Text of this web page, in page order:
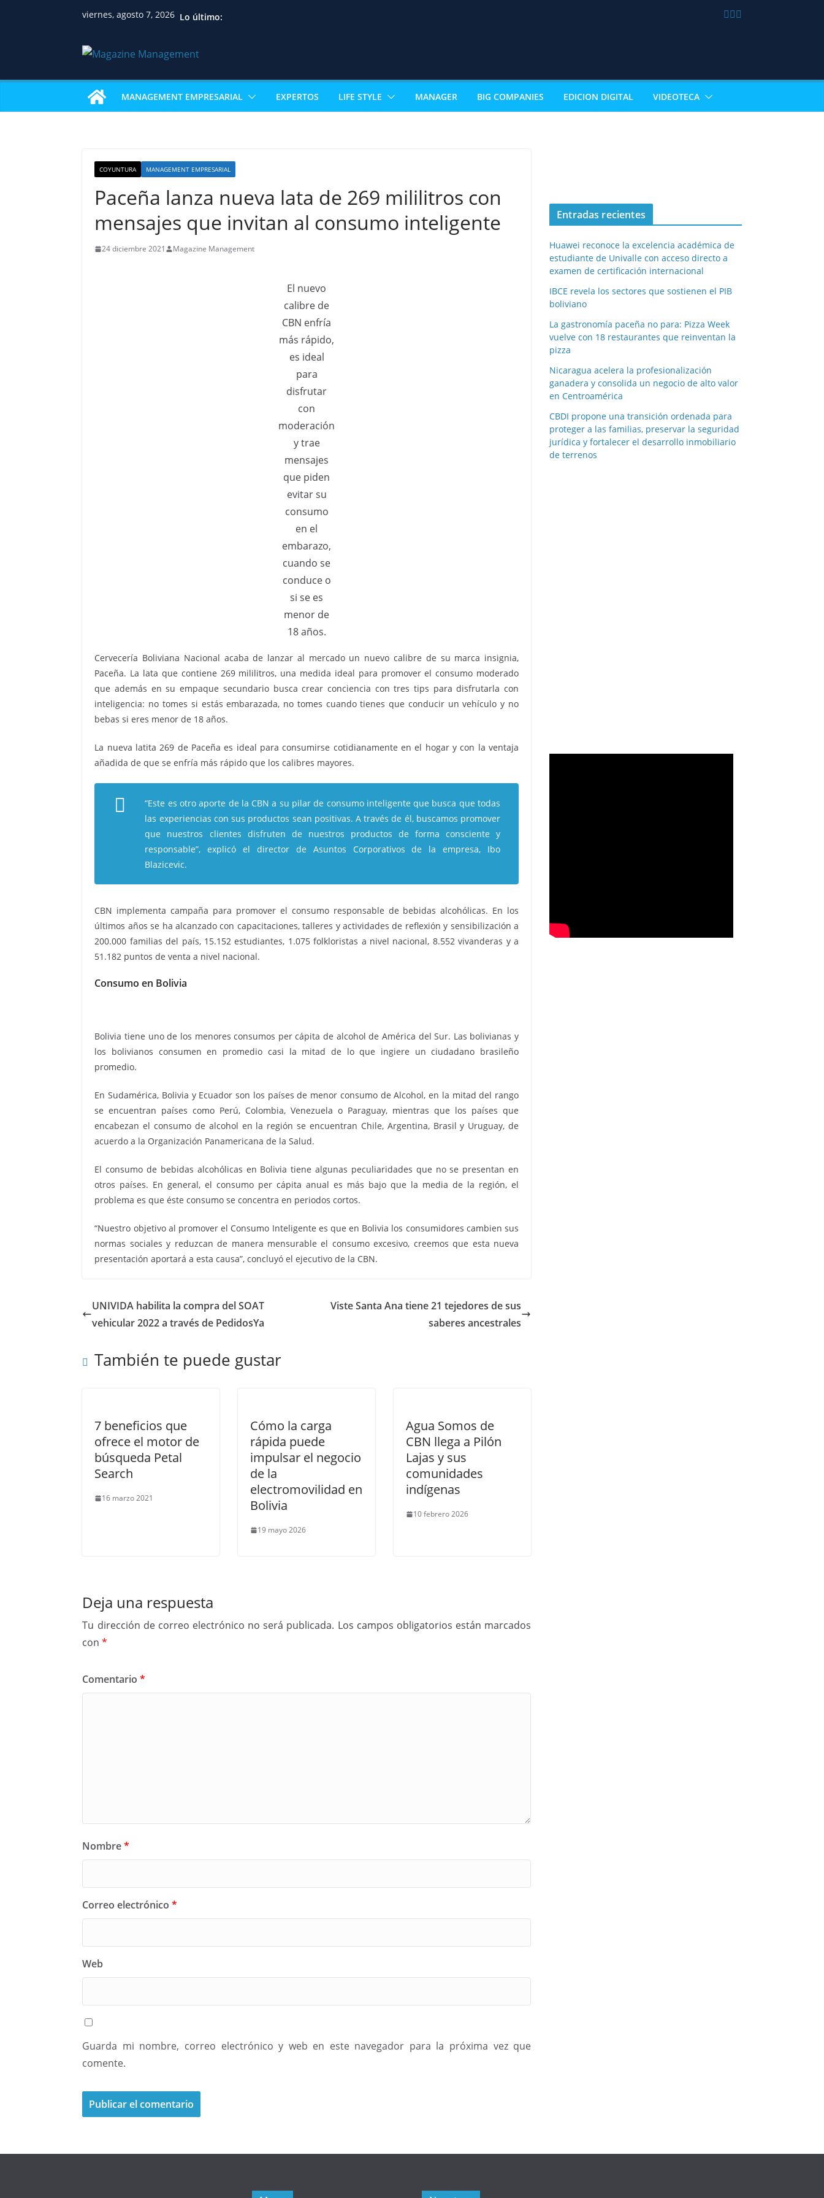
viernes, agosto 7, 2026 Lo último:
MANAGEMENT EMPRESARIAL EXPERTOS LIFE STYLE MANAGER BIG COMPANIES EDICION DIGITAL VIDEOTECA
COYUNTURA MANAGEMENT EMPRESARIAL
Paceña lanza nueva lata de 269 mililitros con
mensajes que invitan al consumo inteligente
24 diciembre 2021 Magazine Management
El nuevo
calibre de
CBN enfría
más rápido,
es ideal
para
disfrutar
con
moderación
y trae
mensajes
que piden
evitar su
consumo
en el
embarazo,
cuando se
conduce o
si se es
menor de
18 años.
Cervecería Boliviana Nacional acaba de lanzar al mercado un nuevo calibre de su marca insignia,
Paceña. La lata que contiene 269 mililitros, una medida ideal para promover el consumo moderado
que además en su empaque secundario busca crear conciencia con tres tips para disfrutarla con
inteligencia: no tomes si estás embarazada, no tomes cuando tienes que conducir un vehículo y no
bebas si eres menor de 18 años.
La nueva latita 269 de Paceña es ideal para consumirse cotidianamente en el hogar y con la ventaja
añadida de que se enfría más rápido que los calibres mayores.
“Este es otro aporte de la CBN a su pilar de consumo inteligente que busca que todas
las experiencias con sus productos sean positivas. A través de él, buscamos promover
que nuestros clientes disfruten de nuestros productos de forma consciente y
responsable”, explicó el director de Asuntos Corporativos de la empresa, Ibo
Blazicevic.
CBN implementa campaña para promover el consumo responsable de bebidas alcohólicas. En los
últimos años se ha alcanzado con capacitaciones, talleres y actividades de reflexión y sensibilización a
200.000 familias del país, 15.152 estudiantes, 1.075 folkloristas a nivel nacional, 8.552 vivanderas y a
51.182 puntos de venta a nivel nacional.
Consumo en Bolivia
Bolivia tiene uno de los menores consumos per cápita de alcohol de América del Sur. Las bolivianas y
los bolivianos consumen en promedio casi la mitad de lo que ingiere un ciudadano brasileño
promedio.
En Sudamérica, Bolivia y Ecuador son los países de menor consumo de Alcohol, en la mitad del rango
se encuentran países como Perú, Colombia, Venezuela o Paraguay, mientras que los países que
encabezan el consumo de alcohol en la región se encuentran Chile, Argentina, Brasil y Uruguay, de
acuerdo a la Organización Panamericana de la Salud.
El consumo de bebidas alcohólicas en Bolivia tiene algunas peculiaridades que no se presentan en
otros países. En general, el consumo per cápita anual es más bajo que la media de la región, el
problema es que éste consumo se concentra en periodos cortos.
“Nuestro objetivo al promover el Consumo Inteligente es que en Bolivia los consumidores cambien sus
normas sociales y reduzcan de manera mensurable el consumo excesivo, creemos que esta nueva
presentación aportará a esta causa”, concluyó el ejecutivo de la CBN.
UNIVIDA habilita la compra del SOAT
vehicular 2022 a través de PedidosYa
Viste Santa Ana tiene 21 tejedores de sus
saberes ancestrales
También te puede gustar
7 beneficios que
ofrece el motor de
búsqueda Petal
Search
16 marzo 2021
Cómo la carga
rápida puede
impulsar el negocio
de la
electromovilidad en
Bolivia
19 mayo 2026
Agua Somos de
CBN llega a Pilón
Lajas y sus
comunidades
indígenas
10 febrero 2026
Deja una respuesta
Tu dirección de correo electrónico no será publicada. Los campos obligatorios están marcados
con*
Comentario*
Nombre*
Correo electrónico*
Web
Guarda mi nombre, correo electrónico y web en este navegador para la próxima vez que
comente.
Entradas recientes
Huawei reconoce la excelencia académica de
estudiante de Univalle con acceso directo a
examen de certificación internacional
IBCE revela los sectores que sostienen el PIB
boliviano
La gastronomía paceña no para: Pizza Week
vuelve con 18 restaurantes que reinventan la
pizza
Nicaragua acelera la profesionalización
ganadera y consolida un negocio de alto valor
en Centroamérica
CBDI propone una transición ordenada para
proteger a las familias, preservar la seguridad
jurídica y fortalecer el desarrollo inmobiliario
de terrenos